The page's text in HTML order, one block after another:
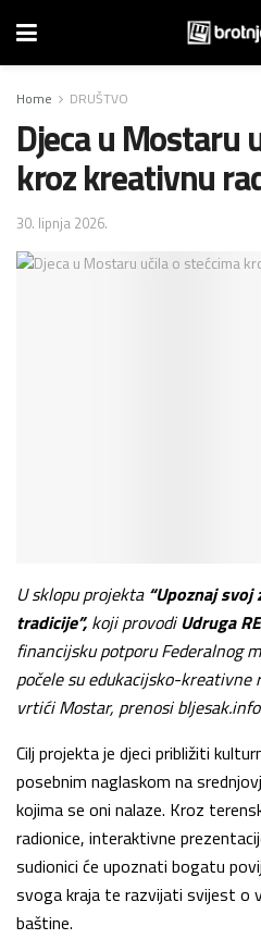
Home DRUŠTVO
Djeca u Mostaru
kroz kreativnu
30. lipnja 2026.
U sklopu projekta “Upoznaj svoj
tradicije”, koji provodiUdruga
financijsku potporu Federalnog
počele su edukacijsko-kreativne
vrtići Mostar, prenosi
Cilj projekta je djeci približiti
posebnim naglaskom na
kojima se oni nalaze. Kroz
radionice, interaktivne
sudionici će upoznati bogatu
svoga kraja te razvijati svijest o
baštine.